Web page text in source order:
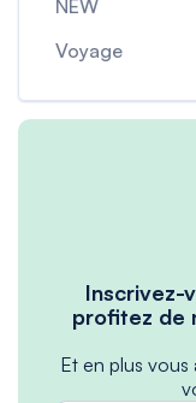
NEW
Voyage
Inscrivez-
profitez de
Et en plus